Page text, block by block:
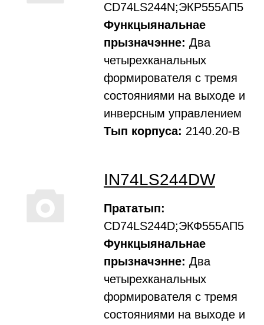
CD74LS244N;ЭКР555АП5
Функцыянальнае
прызначэнне: Два
четырехканальных
формирователя с тремя
состояниями на выходе и
инверсным управлением
Тып корпуса: 2140.20-В
IN74LS244DW
Прататып:
CD74LS244D;ЭКФ555АП5
Функцыянальнае
прызначэнне: Два
четырехканальных
формирователя с тремя
состояниями на выходе и